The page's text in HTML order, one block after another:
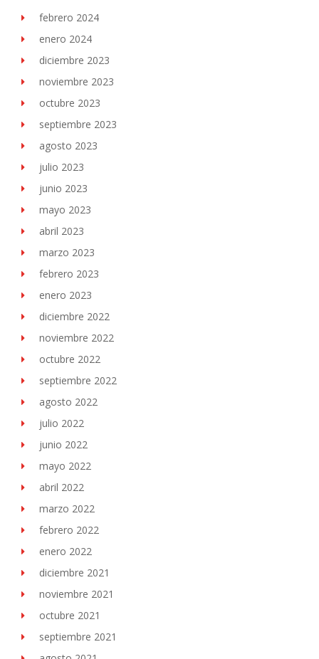
febrero 2024
enero 2024
diciembre 2023
noviembre 2023
octubre 2023
septiembre 2023
agosto 2023
julio 2023
junio 2023
mayo 2023
abril 2023
marzo 2023
febrero 2023
enero 2023
diciembre 2022
noviembre 2022
octubre 2022
septiembre 2022
agosto 2022
julio 2022
junio 2022
mayo 2022
abril 2022
marzo 2022
febrero 2022
enero 2022
diciembre 2021
noviembre 2021
octubre 2021
septiembre 2021